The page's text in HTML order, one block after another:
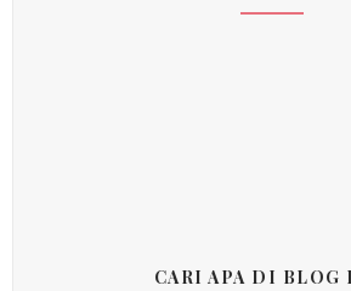
CARI APA DI BLOG